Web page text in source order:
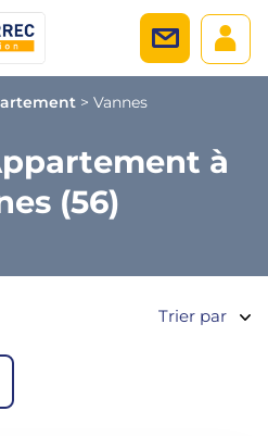
> Vannes
à
(56)
Trier par